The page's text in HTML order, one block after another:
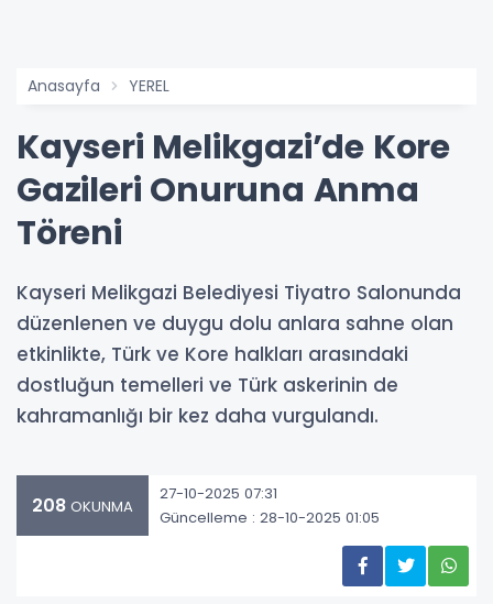
Anasayfa YEREL
Kayseri Melikgazi’de Kore
Gazileri Onuruna Anma
Töreni
Kayseri Melikgazi Belediyesi Tiyatro Salonunda
düzenlenen ve duygu dolu anlara sahne olan
etkinlikte, Türk ve Kore halkları arasındaki
dostluğun temelleri ve Türk askerinin de
kahramanlığı bir kez daha vurgulandı.
208 OKUNMA
27-10-2025 07:31
Güncelleme : 28-10-2025 01:05